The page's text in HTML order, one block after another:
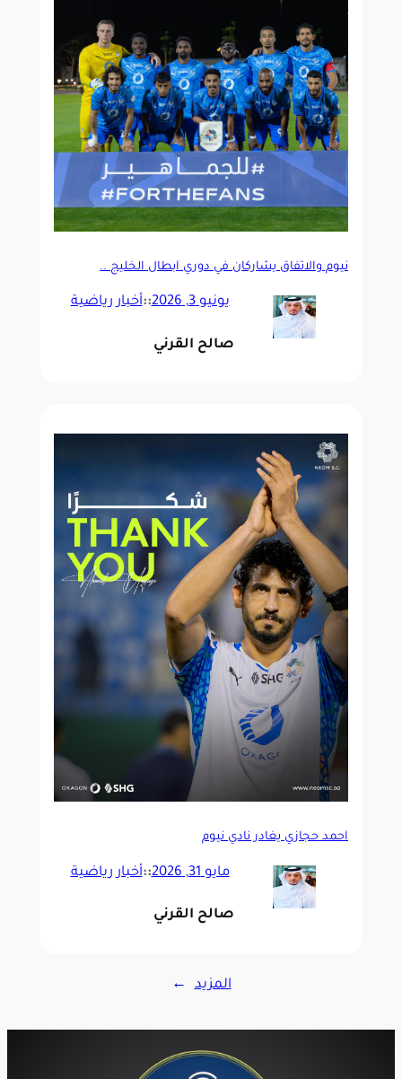
نيوم والاتفاق يشاركان في دوري أبطال الخليج ..
يونيو 3, 2026 ::أخبار رياضية
صالح القرني
أحمد حجازي يغادر نادي نيوم
مايو 31, 2026 ::أخبار رياضية
صالح القرني
المزيد →